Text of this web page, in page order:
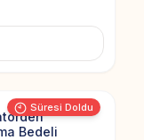
Süresi Doldu
Add to
Bedeli